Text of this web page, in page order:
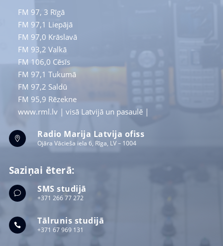
FM 97, 3 Rīgā
FM 97,1 Liepājā
FM 97,0 Krāslavā
FM 93,2 Valkā
FM 106,0 Cēsīs
FM 97,1 Tukumā
FM 97,2 Saldū
FM 95,9 Rēzekne
www.rml.lv| visā Latvijā un pasaulē |
 Radio Marija Latvija ofiss
Ojāra Vācieša iela 6, Rīga, LV – 1004
Saziņai ēterā:
v SMS studijā
+371 266 77 272
 Tālrunis studijā
+371 67 969 131